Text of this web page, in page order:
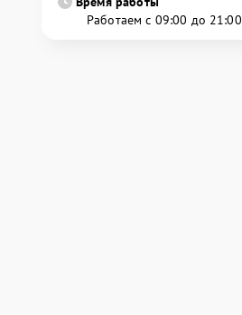
Работаем с 09:00 до 21:00